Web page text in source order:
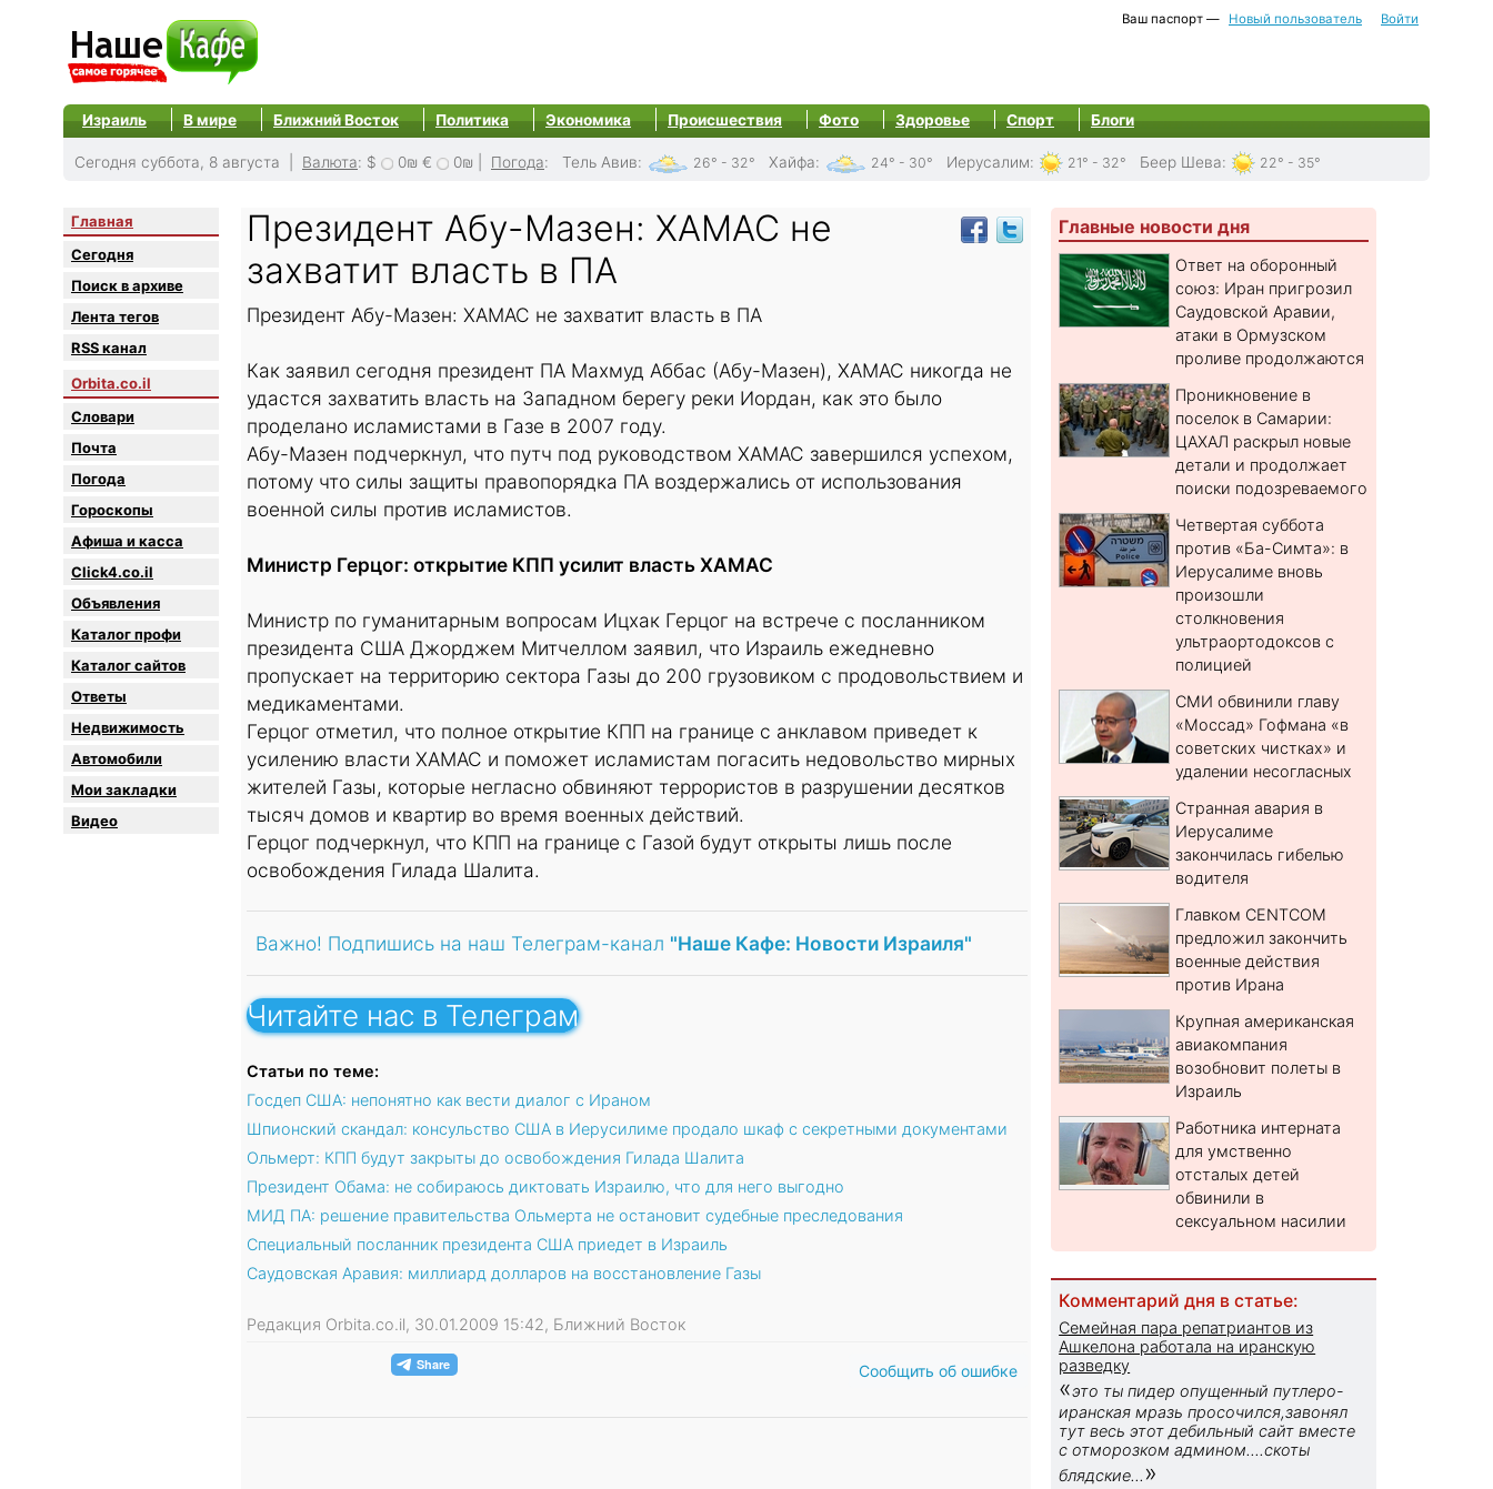
Ваш паспорт — Новый пользователь Войти
Израиль В мире Ближний Восток Политика Экономика Происшествия Фото Здоровье Спорт Блоги
Сегодня суббота, 8 августа | Валюта: $ 0₪ € 0₪ Погода: Тель Авив: 26° - 32° Хайфа: 24° - 30° Иерусалим: 21° - 32° Беер Шева: 22° - 35°
Главная
Сегодня
Поиск в архиве
Лента тегов
RSS канал
Orbita.co.il
Словари
Почта
Погода
Гороскопы
Афиша и касса
Click4.co.il
Объявления
Каталог профи
Каталог сайтов
Oтветы
Недвижимость
Автомобили
Мои закладки
Видео
Президент Абу-Мазен: ХАМАС не
захватит власть в ПА
Президент Абу-Мазен: ХАМАС не захватит власть в ПА
Как заявил сегодня президент ПА Махмуд Аббас (Абу-Мазен), ХАМАС никогда не
удастся захватить власть на Западном берегу реки Иордан, как это было
проделано исламистами в Газе в 2007 году.
Абу-Мазен подчеркнул, что путч под руководством ХАМАС завершился успехом,
потому что силы защиты правопорядка ПА воздержались от использования
военной силы против исламистов.
Министр Герцог: открытие КПП усилит власть ХАМАС
Министр по гуманитарным вопросам Ицхак Герцог на встрече с посланником
президента США Джорджем Митчеллом заявил, что Израиль ежедневно
пропускает на территорию сектора Газы до 200 грузовиком с продовольствием и
медикаментами.
Герцог отметил, что полное открытие КПП на границе с анклавом приведет к
усилению власти ХАМАС и поможет исламистам погасить недовольство мирных
жителей Газы, которые негласно обвиняют террористов в разрушении десятков
тысяч домов и квартир во время военных действий.
Герцог подчеркнул, что КПП на границе с Газой будут открыты лишь после
освобождения Гилада Шалита.
Важно! Подпишись на наш Телеграм-канал "Наше Кафе: Новости Израиля"
Читайте нас в Телеграм
Статьи по теме:
Госдеп США: непонятно как вести диалог с Ираном
Шпионский скандал: консульство США в Иерусилиме продало шкаф с секретными документами
Ольмерт: КПП будут закрыты до освобождения Гилада Шалита
Президент Обама: не собираюсь диктовать Израилю, что для него выгодно
МИД ПА: решение правительства Ольмерта не остановит судебные преследования
Специальный посланник президента США приедет в Израиль
Саудовская Аравия: миллиард долларов на восстановление Газы
Редакция Orbita.co.il, 30.01.2009 15:42, Ближний Восток
Сообщить об ошибке
Главные новости дня
Ответ на оборонный
союз: Иран пригрозил
Саудовской Аравии,
атаки в Ормузском
проливе продолжаются
Проникновение в
поселок в Самарии:
ЦАХАЛ раскрыл новые
детали и продолжает
поиски подозреваемого
Четвертая суббота
против «Ба-Симта»: в
Иерусалиме вновь
произошли
столкновения
ультраортодоксов с
полицией
СМИ обвинили главу
«Моссад» Гофмана «в
советских чистках» и
удалении несогласных
Странная авария в
Иерусалиме
закончилась гибелью
водителя
Главком CENTCOM
предложил закончить
военные действия
против Ирана
Крупная американская
авиакомпания
возобновит полеты в
Израиль
Работника интерната
для умственно
отсталых детей
обвинили в
сексуальном насилии
Комментарий дня в статье:
Семейная пара репатриантов из
Ашкелона работала на иранскую
разведку
«это ты пидер опущенный путлеро-
иранская мразь просочился,завонял
тут весь этот дебильный сайт вместе
с отморозком админом....скоты
блядские... »